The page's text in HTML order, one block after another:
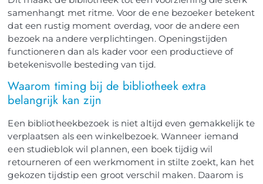
samenhangt met ritme. Voor de ene bezoeker betekent
dat een rustig moment overdag, voor de andere een
bezoek na andere verplichtingen. Openingstijden
functioneren dan als kader voor een productieve of
betekenisvolle besteding van tijd.
Waarom timing bij de bibliotheek extra
belangrijk kan zijn
Een bibliotheekbezoek is niet altijd even gemakkelijk te
verplaatsen als een winkelbezoek. Wanneer iemand
een studieblok wil plannen, een boek tijdig wil
retourneren of een werkmoment in stilte zoekt, kan het
gekozen tijdstip een groot verschil maken. Daarom is